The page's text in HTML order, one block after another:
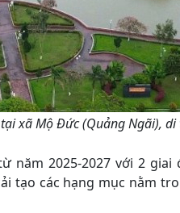
xã Mộ Đức (Quảng Ngãi),
2025-2027 với 2 giai
tạo các hạng mục nằm